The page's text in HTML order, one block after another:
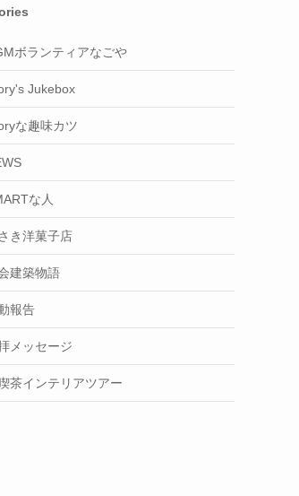
ボランティアなごや
Jukebox
な趣味カツ
な人
き洋菓子店
建築物語
報告
メッセージ
茶インテリアツアー